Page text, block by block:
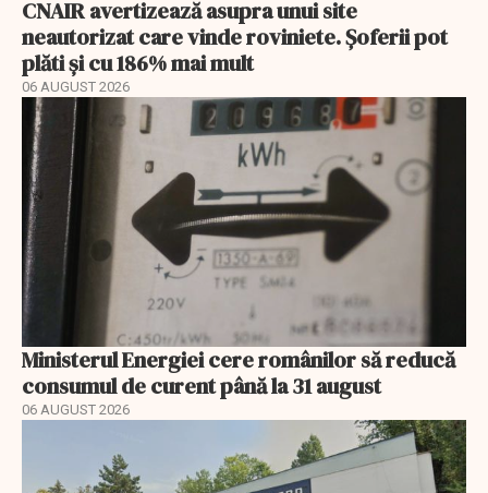
CNAIR avertizează asupra unui site
neautorizat care vinde roviniete. Șoferii pot
plăti și cu 186% mai mult
06 AUGUST 2026
Ministerul Energiei cere românilor să reducă
consumul de curent până la 31 august
06 AUGUST 2026